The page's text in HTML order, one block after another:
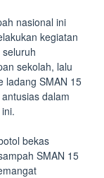
nasional ini
kegiatan
sekolah, lalu
ladang SMAN 15
dalam
bekas
SMAN 15